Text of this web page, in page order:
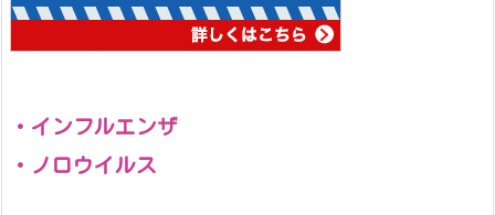
・インフルエンザ
・ノロウイルス